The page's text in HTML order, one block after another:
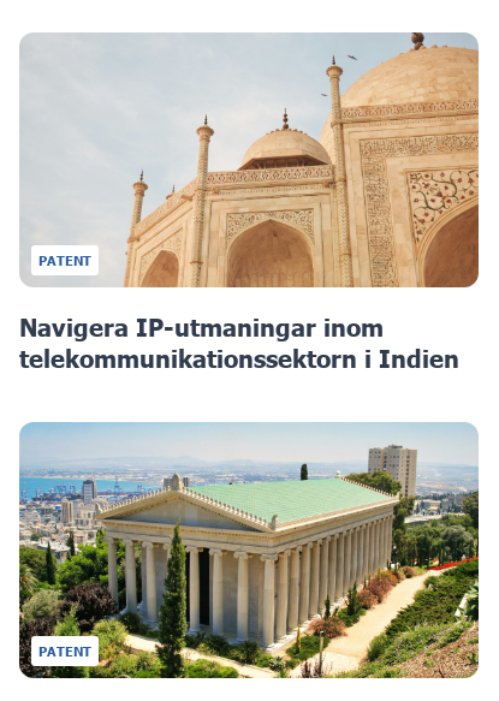
PATENT
Navigera IP-utmaningar inom
telekommunikationssektorn i Indien
PATENT